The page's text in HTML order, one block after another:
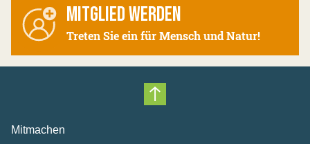
MITGLIED WERDEN
Treten Sie ein für Mensch und Natur!
Nach oben scrollen
Mitmachen